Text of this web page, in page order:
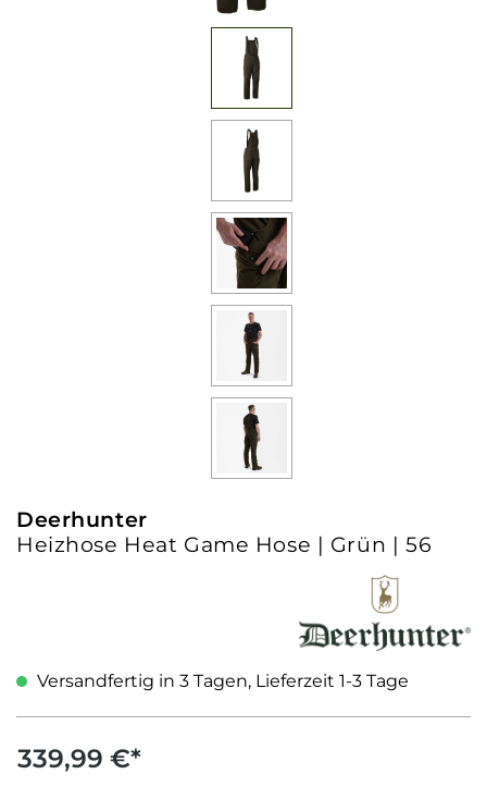
Deerhunter
Heizhose Heat Game Hose | Grün | 56
339,99 €*
Versandfertig in 3 Tagen, Lieferzeit 1-3 Tage